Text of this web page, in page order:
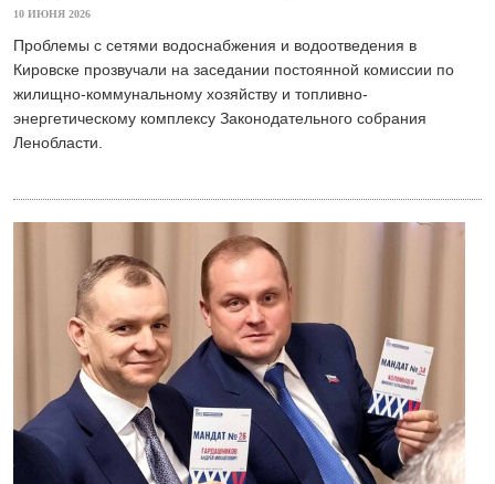
10 ИЮНЯ 2026
Проблемы с сетями водоснабжения и водоотведения в
Кировске прозвучали на заседании постоянной комиссии по
жилищно-коммунальному хозяйству и топливно-
энергетическому комплексу Законодательного собрания
Ленобласти.